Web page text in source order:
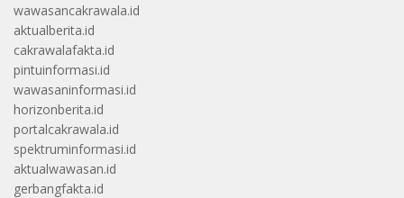
wawasancakrawala.id
aktualberita.id
cakrawalafakta.id
pintuinformasi.id
wawasaninformasi.id
horizonberita.id
portalcakrawala.id
spektruminformasi.id
aktualwawasan.id
gerbangfakta.id